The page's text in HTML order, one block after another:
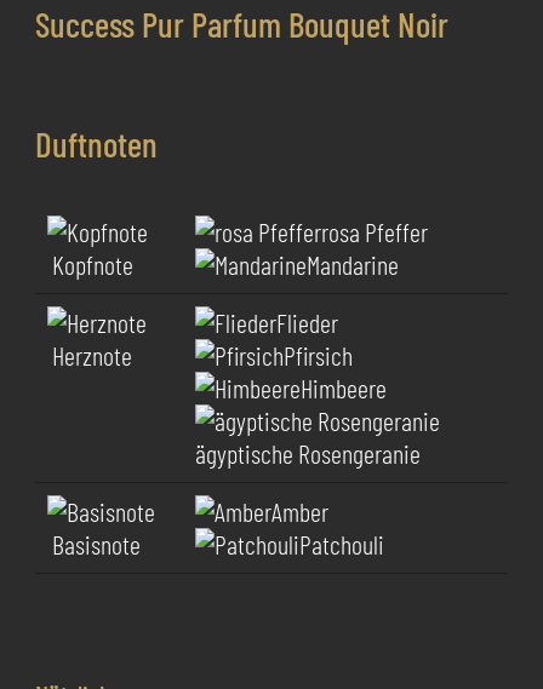
Success Pur Parfum Bouquet Noir
Duftnoten
Kopfnote
rosa Pfeffer
Mandarine
Herznote
Flieder
Pfirsich
Himbeere
ägyptische Rosengeranie
Basisnote
Amber
Patchouli